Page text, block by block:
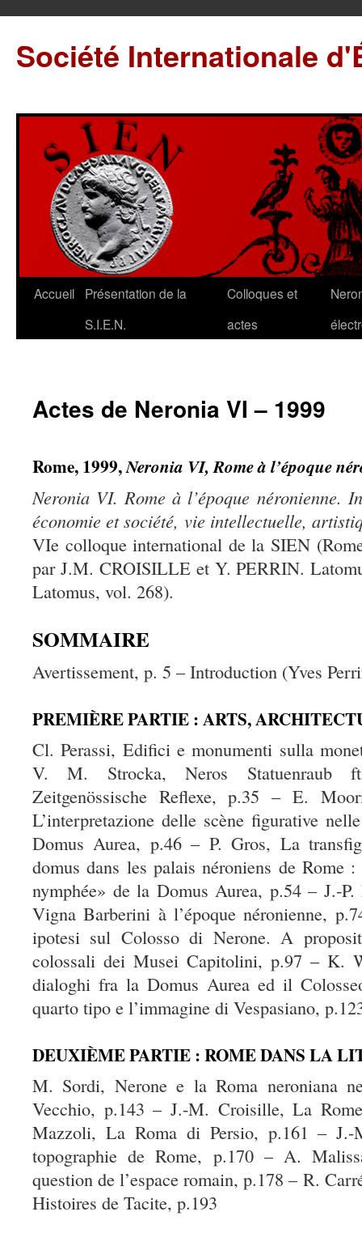
Société Internationale
Accueil
Présentation de la
S.I.E.N.
Colloques et
actes
Actes de Neronia VI – 1999
Rome, 1999,Neronia VI, Rome à l’époque
Neronia VI. Rome à l’époque néronienne.
économie et société, vie intellectuelle,
VIe colloque international de la SIEN
par J.M. CROISILLE et Y. PERRIN.
Latomus, vol. 268).
SOMMAIRE
Avertissement, p. 5 – Introduction (Yves
PREMIÈRE PARTIE : ARTS,
Cl. Perassi, Edifici e monumenti sulla
V. M. Strocka, Neros Statuenraub
Zeitgenössische Reflexe, p.35 – E.
L’interpretazione delle scène figurative
Domus Aurea, p.46 – P. Gros, La
domus dans les palais néroniens de Rome
nymphée» de la Domus Aurea, p.54 – J.-
Vigna Barberini à l’époque néronienne,
ipotesi sul Colosso di Nerone. A
colossali dei Musei Capitolini, p.97 – K.
dialoghi fra la Domus Aurea ed il
quarto tipo e l’immagine di Vespasiano,
DEUXIÈME PARTIE : ROME DANS LA
M. Sordi, Nerone e la Roma neroniana
Vecchio, p.143 – J.-M. Croisille, La
Mazzoli, La Roma di Persio, p.161 – J.-
topographie de Rome, p.170 – A.
question de l’espace romain, p.178 – R.
Histoires de Tacite, p.193